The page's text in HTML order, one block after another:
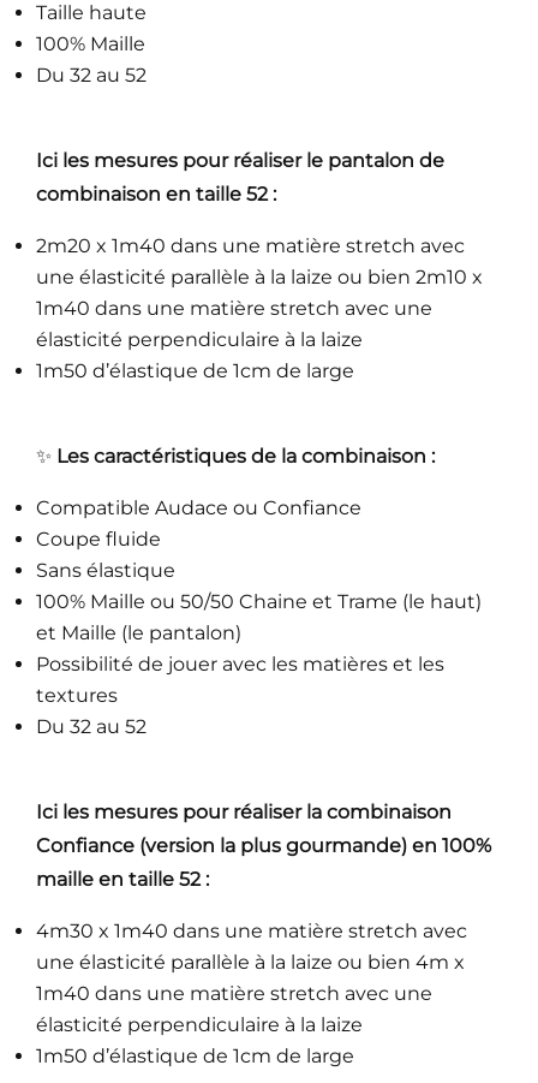
Taille haute
100% Maille
Du 32 au 52
Ici les mesures pour réaliser le pantalon de
combinaison en taille 52 :
2m20 x 1m40 dans une matière stretch avec
une élasticité parallèle à la laize ou bien 2m10 x
1m40 dans une matière stretch avec une
élasticité perpendiculaire à la laize
1m50 d’élastique de 1cm de large
✨ Les caractéristiques de la combinaison :
Compatible Audace ou Confiance
Coupe fluide
Sans élastique
100% Maille ou 50/50 Chaine et Trame (le haut)
et Maille (le pantalon)
Possibilité de jouer avec les matières et les
textures
Du 32 au 52
Ici les mesures pour réaliser la combinaison
Confiance (version la plus gourmande) en 100%
maille en taille 52 :
4m30 x 1m40 dans une matière stretch avec
une élasticité parallèle à la laize ou bien 4m x
1m40 dans une matière stretch avec une
élasticité perpendiculaire à la laize
1m50 d’élastique de 1cm de large